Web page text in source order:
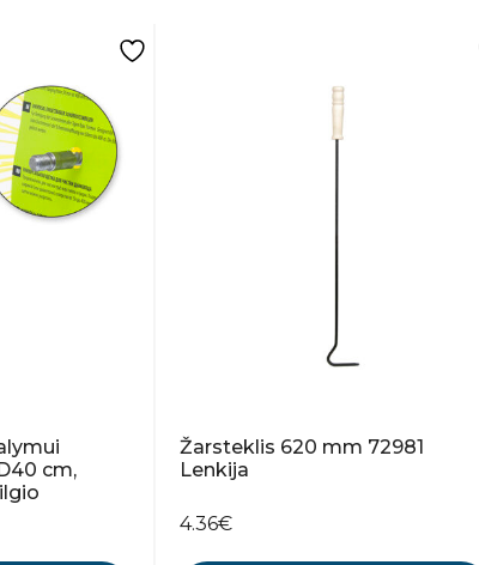
cm,
Žarsteklis 620 mm 72981
Lenkija
4.36€